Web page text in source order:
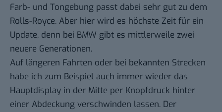
Farb- und Tongebung passt dabei sehr gut zu dem
Rolls-Royce. Aber hier wird es höchste Zeit für ein
Update, denn bei BMW gibt es mittlerweile zwei
neuere Generationen.
Auf längeren Fahrten oder bei bekannten Strecken
habe ich zum Beispiel auch immer wieder das
Hauptdisplay in der Mitte per Knopfdruck hinter
einer Abdeckung verschwinden lassen. Der